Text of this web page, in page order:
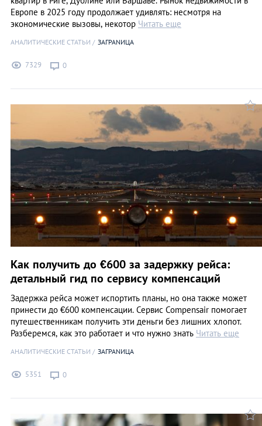
Европе в 2025 году продолжает удивлять: несмотря на
экономические вызовы, некотор Читать еще
АНАЛИТИЧЕСКИЕ СТАТЬИ ЗАГРАNИЦА
7329 0
Как получить до €600 за задержку рейса:
детальный гид по сервису компенсаций
Задержка рейса может испортить планы, но она также может
принести до €600 компенсации. Сервис Compensair помогает
путешественникам получить эти деньги без лишних хлопот.
Разберемся, как это работает и что нужно знать Читать еще
АНАЛИТИЧЕСКИЕ СТАТЬИ ЗАГРАNИЦА
5351 0